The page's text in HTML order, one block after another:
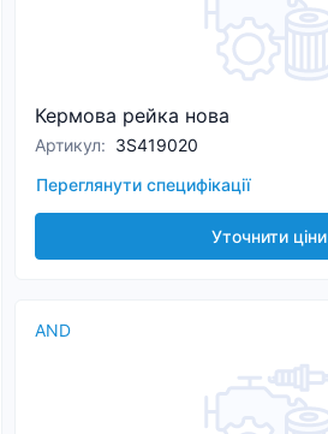
Кермова рейка нова
Артикул: 3S419020
Переглянути специфікації
Уточнити ціни
AND